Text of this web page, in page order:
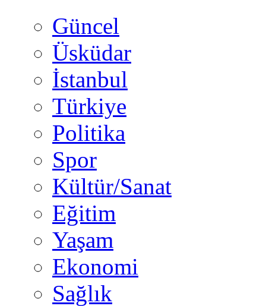
Güncel
Üsküdar
İstanbul
Türkiye
Politika
Spor
Kültür/Sanat
Eğitim
Yaşam
Ekonomi
Sağlık